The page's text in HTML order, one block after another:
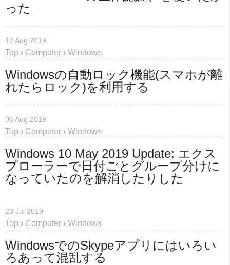
った
12 Aug 2019
Top › Computer › Windows
Windowsの自動ロック機能(スマホが離
れたらロック)を利用する
06 Aug 2019
Top › Computer › Windows
Windows 10 May 2019 Update: エクス
プローラーで日付ごとグループ分けに
なっていたのを解消したりした
23 Jul 2019
Top › Computer › Windows
WindowsでのSkypeアプリにはいろい
ろあって混乱する